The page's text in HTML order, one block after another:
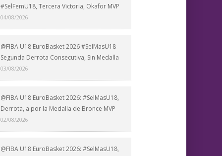
#SelFemU18, Tercera Victoria, Okafor MVP
04/08/2026
@FIBA U18 EuroBasket 2026 #SelMasU18
Segunda Derrota Consecutiva, Sin Medalla
03/08/2026
@FIBA U18 EuroBasket 2026: #SelMasU18,
Derrota, a por la Medalla de Bronce MVP
02/08/2026
@FIBA U18 EuroBasket 2026: #SelMasU18,